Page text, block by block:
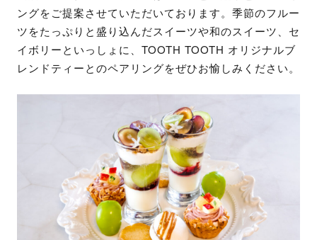
ングをご提案させていただいております。季節のフルー
ツをたっぷりと盛り込んだスイーツや和のスイーツ、セ
イボリーといっしょに、TOOTH TOOTH オリジナルブ
レンドティーとのペアリングをぜひお愉しみください。